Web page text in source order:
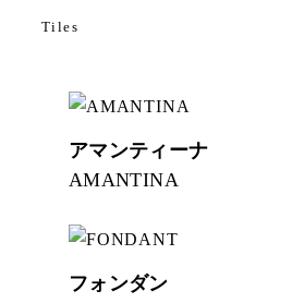
Tiles
アマンティーナ
AMANTINA
フォンダン